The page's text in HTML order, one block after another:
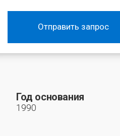
Отправить запрос
Год основания
1990